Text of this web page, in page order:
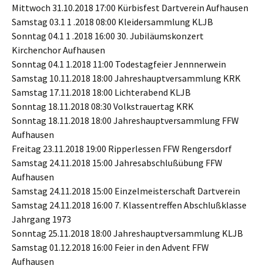
Mittwoch 31.10.2018 17:00 Kürbisfest Dartverein Aufhausen
Samstag 03.1 1 .2018 08:00 Kleidersammlung KLJB
Sonntag 04.1 1 .2018 16:00 30. Jubiläumskonzert
Kirchenchor Aufhausen
Sonntag 04.1 1.2018 11:00 Todestagfeier Jennnerwein
Samstag 10.11.2018 18:00 Jahreshauptversammlung KRK
Samstag 17.11.2018 18:00 Lichterabend KLJB
Sonntag 18.11.2018 08:30 Volkstrauertag KRK
Sonntag 18.11.2018 18:00 Jahreshauptversammlung FFW
Aufhausen
Freitag 23.11.2018 19:00 Ripperlessen FFW Rengersdorf
Samstag 24.11.2018 15:00 Jahresabschlußübung FFW
Aufhausen
Samstag 24.11.2018 15:00 Einzelmeisterschaft Dartverein
Samstag 24.11.2018 16:00 7. Klassentreffen Abschlußklasse
Jahrgang 1973
Sonntag 25.11.2018 18:00 Jahreshauptversammlung KLJB
Samstag 01.12.2018 16:00 Feier in den Advent FFW
Aufhausen